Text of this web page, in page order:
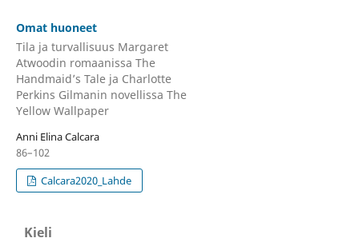
Omat huoneet
Tila ja turvallisuus Margaret
Atwoodin romaanissa The
Handmaid’s Tale ja Charlotte
Perkins Gilmanin novellissa The
Yellow Wallpaper
Anni Elina Calcara
86–102
Calcara2020_Lahde
Kieli